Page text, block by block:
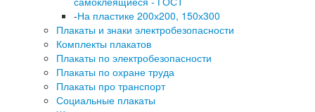
-На пластике 200х200, 150х300
Плакаты и знаки электробезопасности
Комплекты плакатов
Плакаты по электробезопасности
Плакаты по охране труда
Плакаты про транспорт
Социальные плакаты